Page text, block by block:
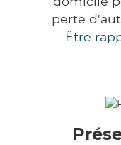
perte
Être